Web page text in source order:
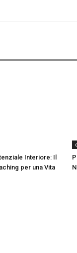
Interiore: Il
per una Vita